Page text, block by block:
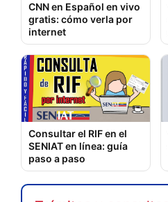
CNN en Español en vivo
gratis: cómo verla por
internet
Consultar el RIF en el
SENIAT en línea: guía
paso a paso